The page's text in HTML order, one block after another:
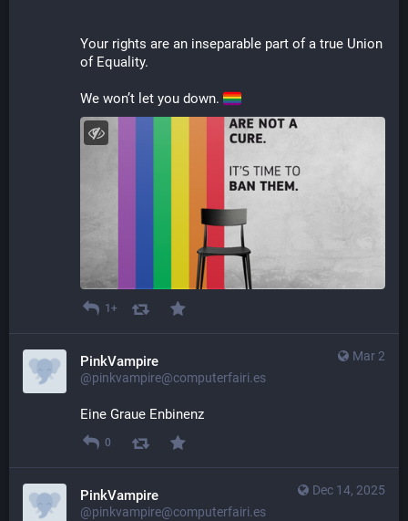
Your rights are an inseparable part of a true Union
of Equality.
We won’t let you down.
1+
Mar 2
PinkVampire
@pinkvampire@computerfairi.es
Eine Graue Enbinenz
0
Dec 14, 2025
PinkVampire
@pinkvampire@computerfairi.es